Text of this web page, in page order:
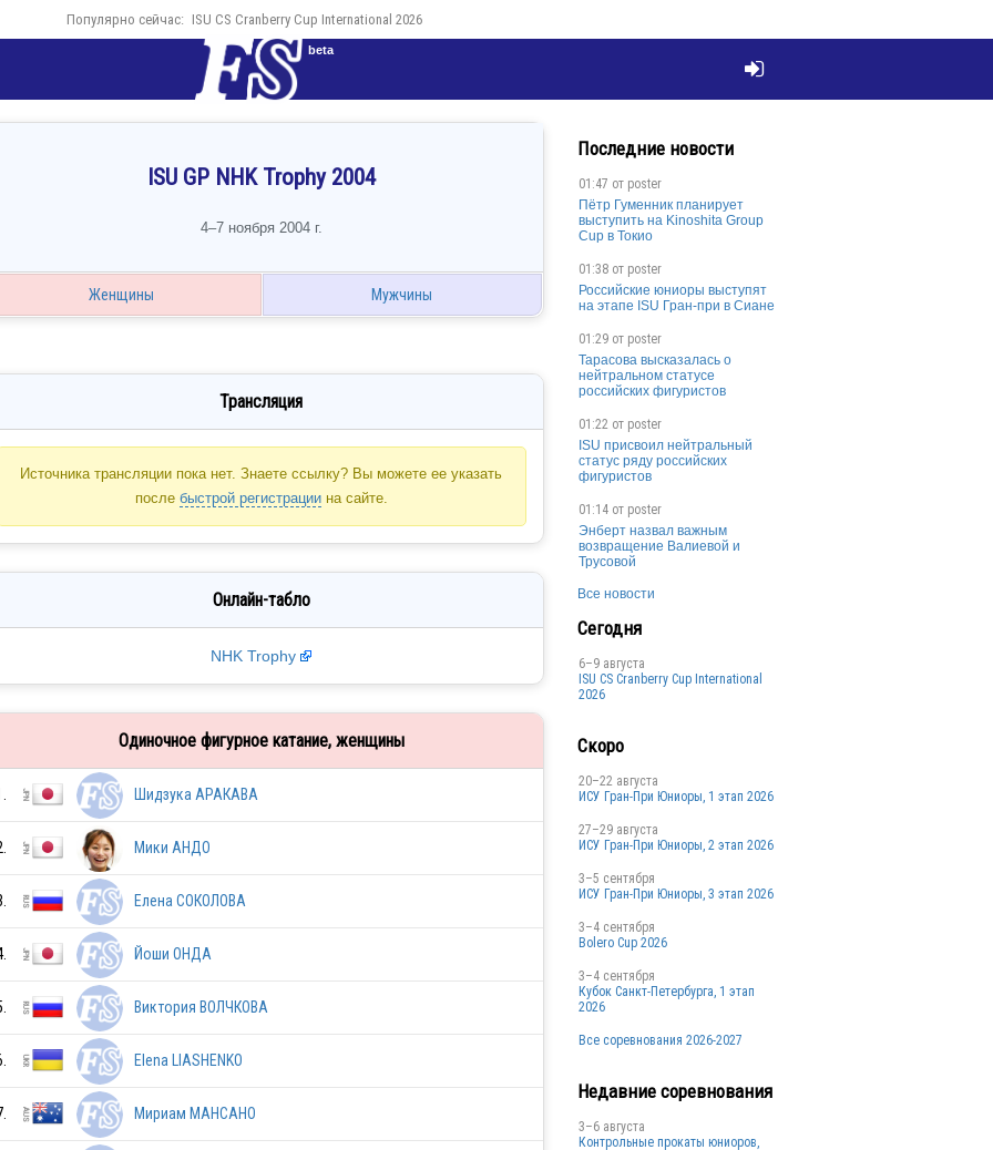
Популярно сейчас: ISU CS Cranberry Cup International 2026

beta
ISU GP NHK Trophy 2004
4–7 ноября 2004 г.
Женщины Мужчины
Трансляция
Источника трансляции пока нет. Знаете ссылку? Вы можете ее указать
после быстрой регистрациина сайте.
Онлайн-табло
NHK Trophy
Одиночное фигурное катание, женщины
Шидзука АРАКАВА
Мики АНДО
Елена СОКОЛОВА
Йоши ОНДА
Виктория ВОЛЧКОВА
Elena LIASHENKO
Мириам МАНСАНО
Последние новости
01:47 от poster
Пётр Гуменник планирует
выступить на Kinoshita Group
Cup в Токио
01:38 от poster
Российские юниоры выступят
на этапе ISU Гран-при в Сиане
01:29 от poster
Тарасова высказалась о
нейтральном статусе
российских фигуристов
01:22 от poster
ISU присвоил нейтральный
статус ряду российских
фигуристов
01:14 от poster
Энберт назвал важным
возвращение Валиевой и
Трусовой
Все новости
Сегодня
6–9 августа
ISU CS Cranberry Cup International
2026
Скоро
20–22 августа
ИСУ Гран-При Юниоры, 1 этап 2026
27–29 августа
ИСУ Гран-При Юниоры, 2 этап 2026
3–5 сентября
ИСУ Гран-При Юниоры, 3 этап 2026
3–4 сентября
Bolero Cup 2026
3–4 сентября
Кубок Санкт-Петербурга, 1 этап
2026
Все соревнования 2026-2027
Недавние соревнования
3–6 августа
Контрольные прокаты юниоров,